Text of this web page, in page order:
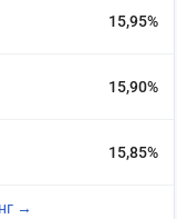
15,95%
15,90%
15,85%
→